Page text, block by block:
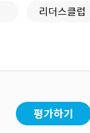
리더스클럽
평가하기